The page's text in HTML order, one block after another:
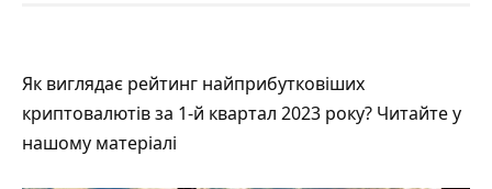
Як виглядає рейтинг найприбутковіших
криптовалютів за 1-й квартал 2023 року? Читайте у
нашому матеріалі